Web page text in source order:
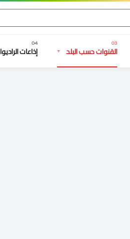
القنوات حسب البلد إذاعات الراديوا